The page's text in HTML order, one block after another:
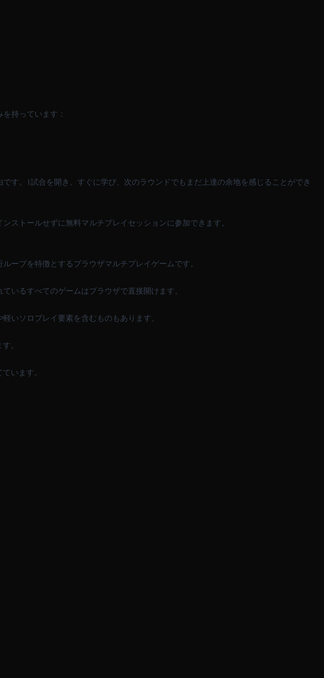
持っています：
す。1試合を開き、すぐに学び、次のラウンドでもまだ上達の余地を感じることができ
ストールせずに無料マルチプレイセッションに参加できます。
ープを特徴とするブラウザマルチプレイゲームです。
いるすべてのゲームはブラウザで直接開けます。
いソロプレイ要素を含むものもあります。
。
います。